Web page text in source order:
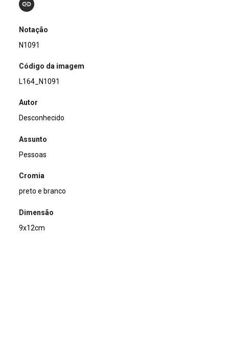
Notação
N1091
Código da imagem
L164_N1091
Autor
Desconhecido
Assunto
Pessoas
Cromia
preto e branco
Dimensão
9x12cm